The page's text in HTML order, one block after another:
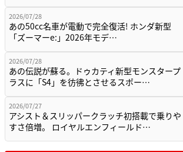
2026/07/28
あの50cc名車が電動で完全復活! ホンダ新型
「ズーマーe:」2026年モデ…
2026/07/28
あの伝説が蘇る。ドゥカティ新型モンスタープ
ラスに「S4」を彷彿とさせるスポー…
2026/07/27
アシスト＆スリッパークラッチ初搭載で乗りや
すさ倍増。 ロイヤルエンフィールド…